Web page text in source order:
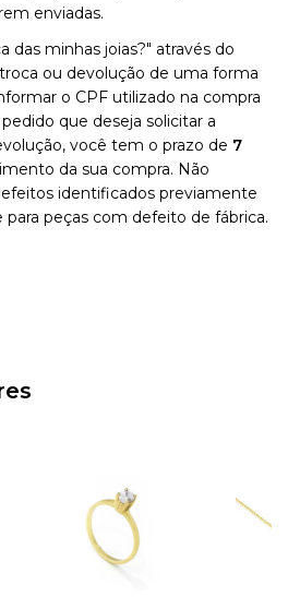
enviadas.
das minhas joias?" através do
ou devolução de uma forma
o CPF utilizado na compra
que deseja solicitar a
você tem o prazo de 7
da sua compra. Não
identificados previamente
para peças com defeito de fábrica.